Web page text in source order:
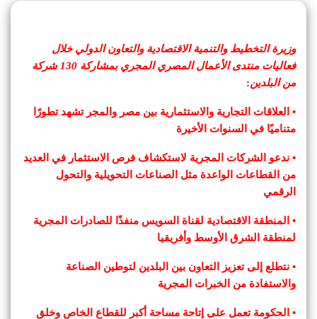
وزيرة التخطيط والتنمية الاقتصادية والتعاون الدولي خلال
فعاليات منتدى الأعمال المصري المجري بمشاركة 130 شركة
من البلدين:
• العلاقات التجارية والاستثمارية بين مصر والمجر تشهد تطورًا
متناميًا في السنوات الأخيرة
• ندعو الشركات المجرية لاستكشاف فرص الاستثمار في العديد
من القطاعات الواعدة مثل الصناعات التحويلية والتحول
الرقمي
• المنطقة الاقتصادية لقناة السويس منفذًا للصادرات المجرية
لمنطقة الشرق الأوسط وأفريقيا
• نتطلع إلى تعزيز التعاون بين البلدين لتوطين الصناعة
والاستفادة من الخبرات المجرية
• الحكومة تعمل على إتاحة مساحة أكبر للقطاع الخاص وخلق